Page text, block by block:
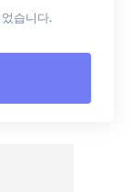
습니다.